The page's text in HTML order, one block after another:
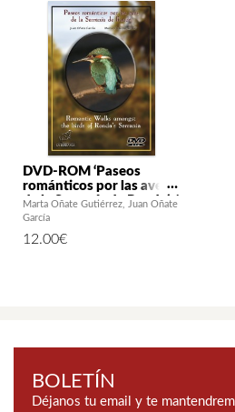
DVD-ROM ‘Paseos
románticos por las aves
de la Serranía de Ronda’ /
‘Romantic Walks
Ronda´s Serrania’
Marta Oñate Gutiérrez
Juan Oñate
García
12.00€
BOLETÍN
Déjanos tu email y te